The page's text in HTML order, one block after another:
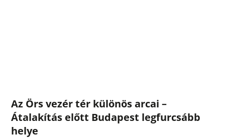
Az Örs vezér tér különös arcai –
Átalakítás előtt Budapest legfurcsább
helye